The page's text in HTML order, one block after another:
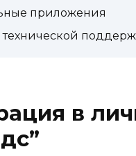
приложения
технической
в